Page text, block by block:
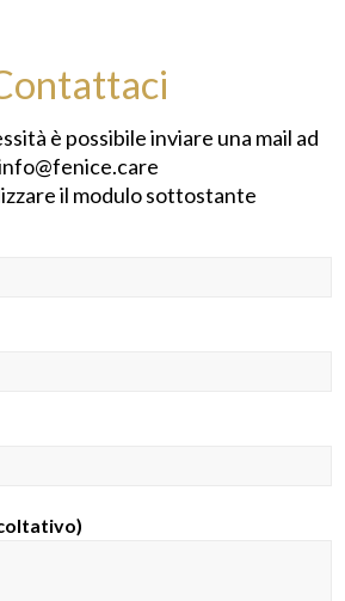
è possibile inviare una mail ad
il modulo sottostante